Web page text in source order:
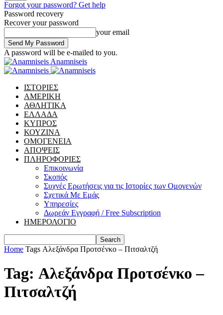
Forgot your password? Get help
Password recovery
Recover your password
your email
A password will be e-mailed to you.
Anamniseis
ΙΣΤΟΡΙΕΣ
ΑΜΕΡΙΚΗ
ΑΘΛΗΤΙΚΑ
ΕΛΛΑΔΑ
ΚΥΠΡΟΣ
ΚΟΥΖΙΝΑ
ΟΜΟΓΕΝΕΙΑ
ΑΠΟΨΕΙΣ
ΠΛΗΡΟΦΟΡΙΕΣ
Επικοινωνία
Σκοπός
Συχνές Ερωτήσεις για τις Ιστορίες των Ομογενών
Σχετικά Με Εμάς
Υπηρεσίες
Δωρεάν Εγγραφή / Free Subscription
ΗΜΕΡΟΛΟΓΙΟ
Home Tags Αλεξάνδρα Προτσένκο – Πιτσαλτζή
Tag: Αλεξάνδρα Προτσένκο –
Πιτσαλτζή